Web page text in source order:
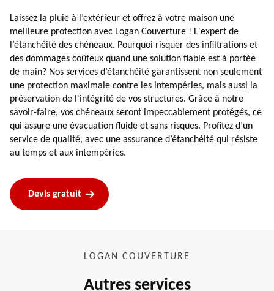
Laissez la pluie à l’extérieur et offrez à votre maison une
meilleure protection avec Logan Couverture ! L'expert de
l’étanchéité des chéneaux. Pourquoi risquer des infiltrations et
des dommages coûteux quand une solution fiable est à portée
de main? Nos services d’étanchéité garantissent non seulement
une protection maximale contre les intempéries, mais aussi la
préservation de l'intégrité de vos structures. Grâce à notre
savoir-faire, vos chéneaux seront impeccablement protégés, ce
qui assure une évacuation fluide et sans risques. Profitez d’un
service de qualité, avec une assurance d’étanchéité qui résiste
au temps et aux intempéries.
Devis gratuit
LOGAN COUVERTURE
Autres services